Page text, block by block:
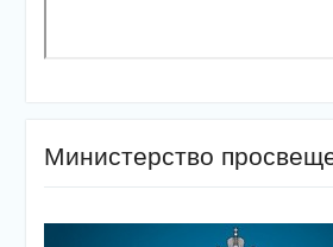
Министерство